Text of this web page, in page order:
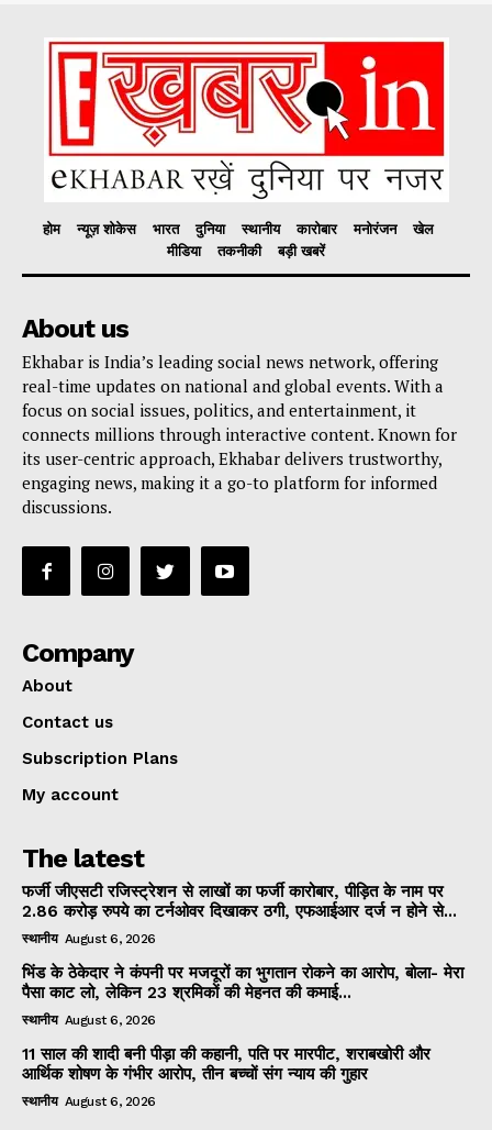
होम न्यूज़ शोकेस भारत दुनिया स्थानीय कारोबार मनोरंजन
खेल
मीडिया
तकनीकी बड़ी खबरें
About us
Ekhabar is India’s leading social news network, offering
real-time updates on national and global events. With a
focus on social issues, politics, and entertainment, it
connects millions through interactive content. Known for
its user-centric approach, Ekhabar delivers trustworthy,
engaging news, making it a go-to platform for informed
discussions.
Company
About
Contact us
Subscription Plans
My account
The latest
फर्जी जीएसटी रजिस्ट्रेशन से लाखों का फर्जी कारोबार, पीड़ित के नाम पर
2.86 करोड़ रुपये का टर्नओवर दिखाकर ठगी, एफआईआर दर्ज न होने से...
स्थानीय August 6, 2026
भिंड के ठेकेदार ने कंपनी पर मजदूरों का भुगतान रोकने का आरोप, बोला- मेरा
पैसा काट लो, लेकिन 23 श्रमिकों की मेहनत की कमाई...
स्थानीय August 6, 2026
11 साल की शादी बनी पीड़ा की कहानी, पति पर मारपीट, शराबखोरी और
आर्थिक शोषण के गंभीर आरोप, तीन बच्चों संग न्याय की गुहार
स्थानीय August 6, 2026